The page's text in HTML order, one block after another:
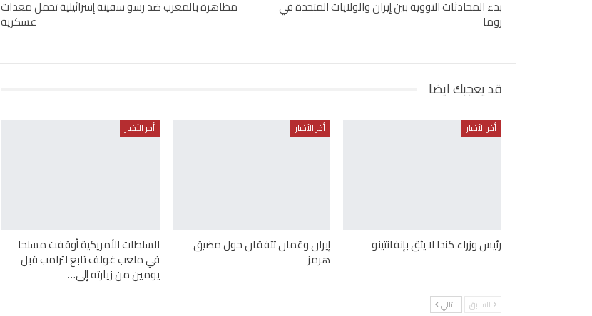
بدء المحادثات النووية بين إيران والولايات المتحدة في
روما
مظاهرة بالمغرب ضد رسو سفينة إسرائيلية تحمل معدات
عسكرية
قد يعجبك ايضا
أخر الأخبار
رئيس وزراء كندا لا يثق بإنفانتينو
أخر الأخبار
إيران وعُمان تتفقان حول مضيق
هرمز
أخر الأخبار
السلطات الأمريكية أوقفت مسلحا
في ملعب غولف تابع لترامب قبل
يومين من زيارته إلى…
السابق التالي